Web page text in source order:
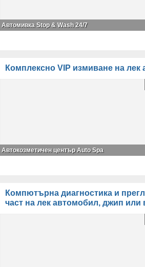
Автомивка Stop & Wash 24/7
Комплексно VIP измиване на лек
Автокозметичен център Auto Spa
Компютърна диагностика и
част на лек автомобил, джип или